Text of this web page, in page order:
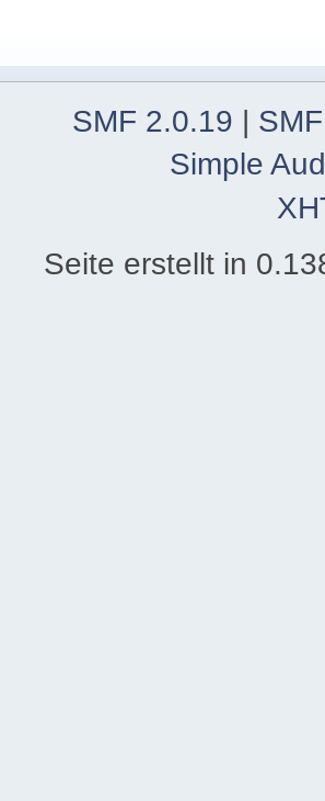
SMF 2.0.19 |
Simple
Seite erstellt in